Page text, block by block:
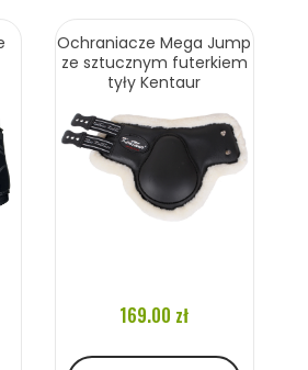
Ochraniacze Mega Jump
ze sztucznym futerkiem
tyły Kentaur
169.00 zł